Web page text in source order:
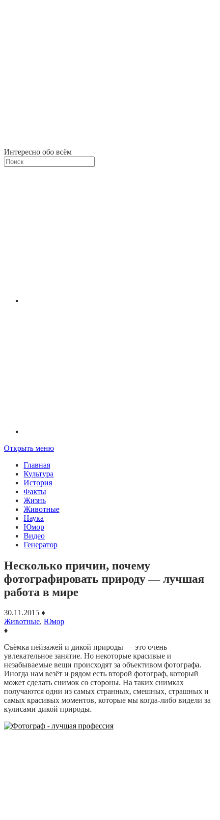
Интересно обо всём
Открыть меню
Главная
Культура
История
Факты
Жизнь
Животные
Наука
Юмор
Видео
Генератор
Несколько причин, почему
фотографировать природу — лучшая
работа в мире
30.11.2015 ♦
Животные, Юмор
♦
Съёмка пейзажей и дикой природы — это очень
увлекательное занятие. Но некоторые красивые и
незабываемые вещи происходят за объективом фотографа.
Иногда нам везёт и рядом есть второй фотограф, который
может сделать снимок со стороны. На таких снимках
получаются одни из самых странных, смешных, страшных и
самых красивых моментов, которые мы когда-либо видели за
кулисами дикой природы.